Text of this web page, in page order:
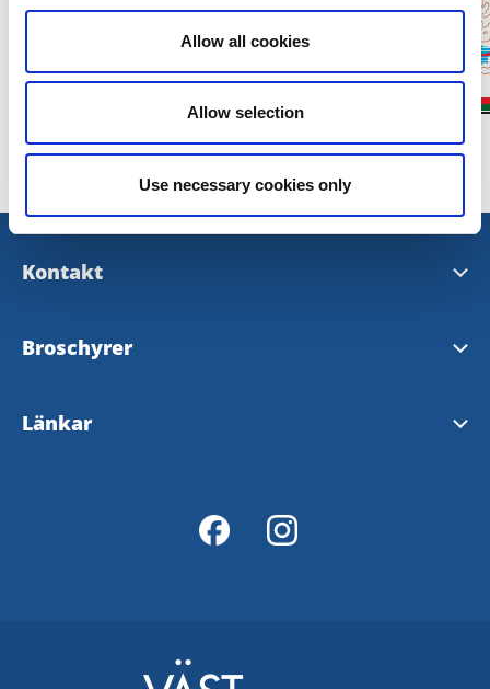
Allow all cookies
Allow selection
Use necessary cookies only
Kontakt
turistinfo@munkedal.se
Broschyrer
Grejen med Munkedal
Länkar